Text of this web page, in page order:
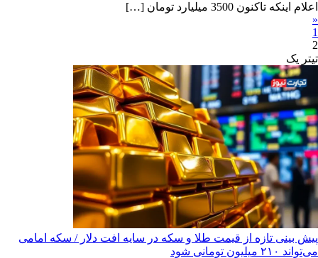
اعلام اینکه تاکنون 3500 میلیارد تومان […]
«
1
2
تیترِ یک
پیش بینی تازه از قیمت طلا و سکه در سایه افت دلار / سکه امامی
می‌تواند ۲۱۰ میلیون تومانی شود